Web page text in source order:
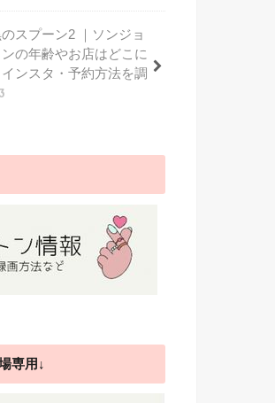
スプーン2 ｜ソンジョ
の年齢やお店はどこに
ンスタ・予約方法を調
専用↓